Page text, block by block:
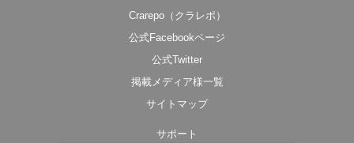
Crarepo（クラレポ）
公式Facebookページ
公式Twitter
掲載メディア様一覧
サイトマップ
サポート